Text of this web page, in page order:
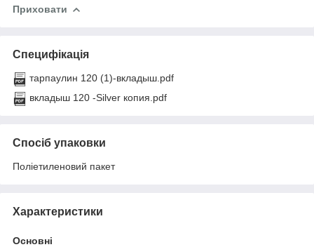
Приховати
Специфікація
тарпаулин 120 (1)-вкладыш.pdf
вкладыш 120 -Silver копия.pdf
Спосіб упаковки
Поліетиленовий пакет
Характеристики
Основні